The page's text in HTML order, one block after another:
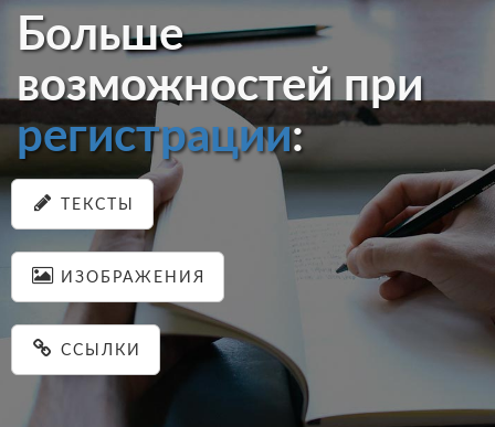
Больше
возможностей при
регистрации:
ТЕКСТЫ
ИЗОБРАЖЕНИЯ
ССЫЛКИ